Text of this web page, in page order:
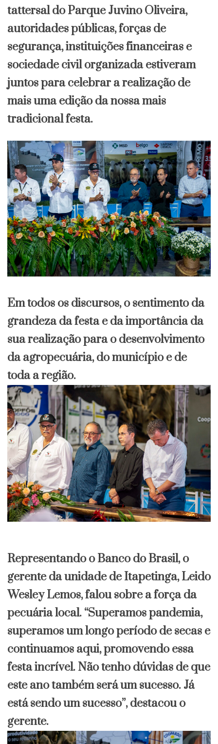
tattersal do Parque Juvino Oliveira,
autoridades públicas, forças de
segurança, instituições financeiras e
sociedade civil organizada estiveram
juntos para celebrar a realização de
mais uma edição da nossa mais
tradicional festa.
Em todos os discursos, o sentimento da
grandeza da festa e da importância da
sua realização para o desenvolvimento
da agropecuária, do município e de
toda a região.
Representando o Banco do Brasil, o
gerente da unidade de Itapetinga, Leido
Wesley Lemos, falou sobre a força da
pecuária local. “Superamos pandemia,
superamos um longo período de secas e
continuamos aqui, promovendo essa
festa incrível. Não tenho dúvidas de que
este ano também será um sucesso. Já
está sendo um sucesso”, destacou o
gerente.